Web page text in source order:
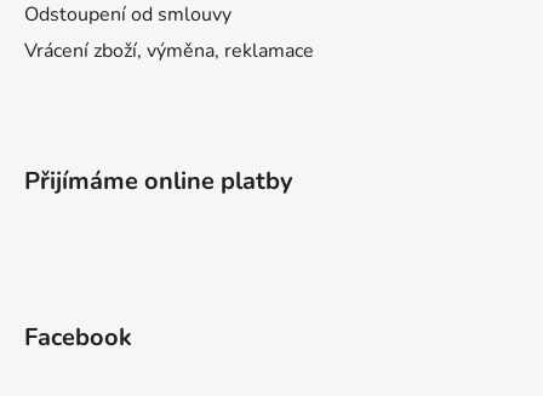
Odstoupení od smlouvy
Vrácení zboží, výměna, reklamace
Přijímáme online platby
Facebook